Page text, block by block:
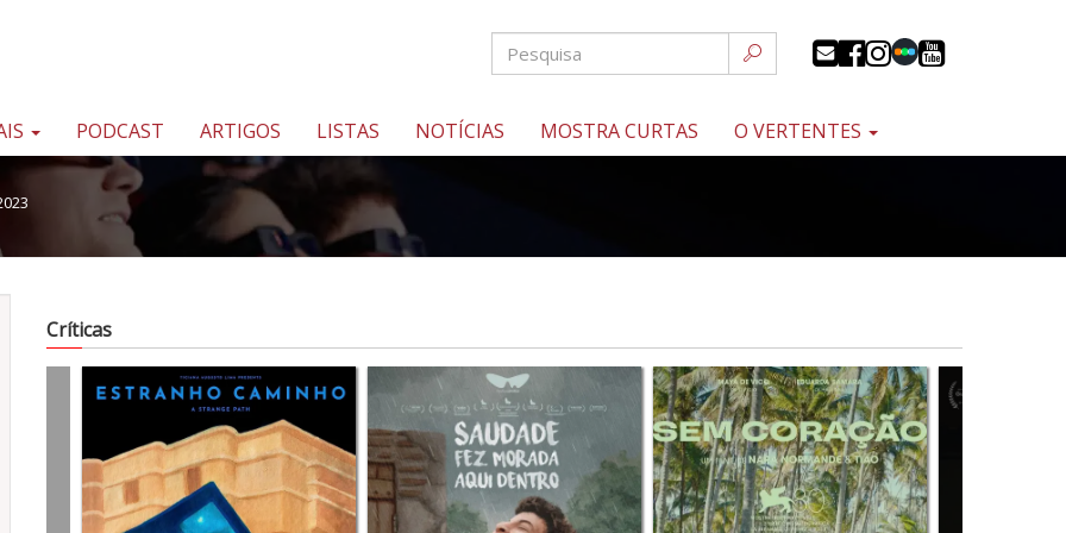
PODCAST ARTIGOS LISTAS NOTÍCIAS MOSTRA CURTAS O VERTENTES
Críticas